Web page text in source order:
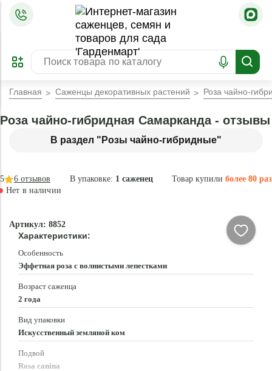
ПРЕДЗАКАЗ
ЗАБРОНИРОВАТЬ
ЛУЧШЕЕ
Главная Саженцы декоративных растений Роза чайно-
В раздел "Розы чайно-гибридные"
Роза чайно-гибридная Самарканда - отзывы
В упаковке: 1 саженец Товар купили более 80 раз
5 6 отзывов
Нет в наличии
Артикул: 8852
Характеристики:
Особенность
Эффетная роза с волнистыми лепестками
Возраст саженца
2 года
Вид упаковки
Искусственный земляной ком
Подвой
Rosa canina